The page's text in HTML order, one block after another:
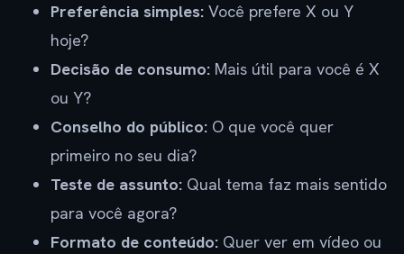
Preferência simples: Você prefere X ou Y
hoje?
Decisão de consumo: Mais útil para você é X
ou Y?
Conselho do público: O que você quer
primeiro no seu dia?
Teste de assunto: Qual tema faz mais sentido
para você agora?
Formato de conteúdo: Quer ver em vídeo ou